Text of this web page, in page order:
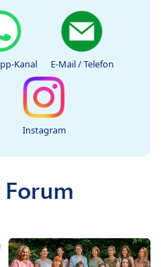
Kanal E-Mail / Telefon
Instagram
Forum